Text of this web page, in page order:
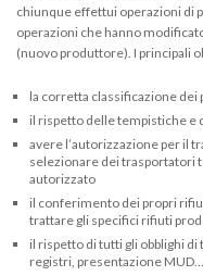
chiunque effettui operazioni di
operazioni che hanno
(nuovo produttore). I principali
la corretta classificazione
il rispetto delle tempistiche e
avere l’autorizzazione per il
selezionare dei trasportatori
autorizzato
il conferimento dei propri
trattare gli specifici rifiuti
il rispetto di tutti gli obblighi
registri, presentazione